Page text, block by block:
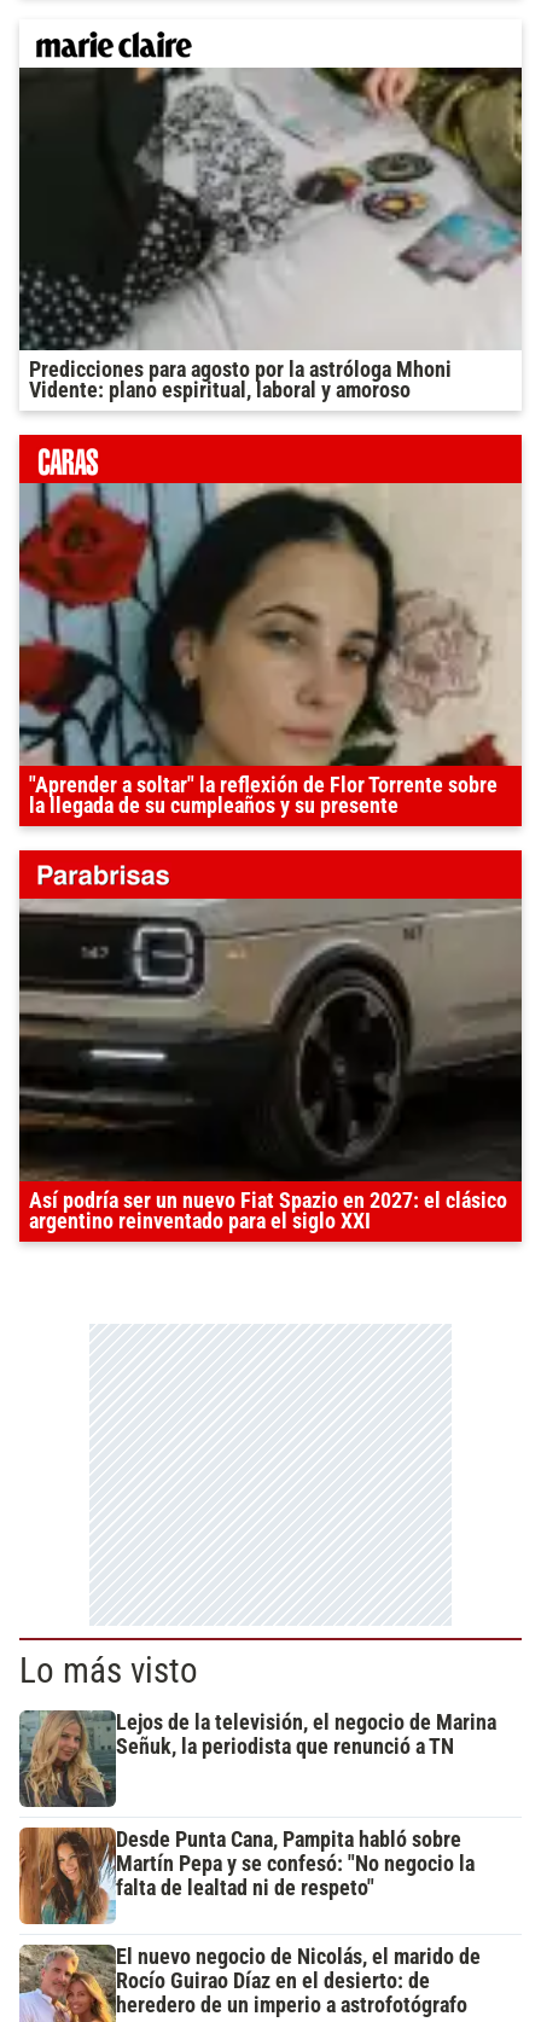
Predicciones para agosto por la astróloga Mhoni
Vidente: plano espiritual, laboral y amoroso
"Aprender a soltar" la reflexión de Flor Torrente sobre
la llegada de su cumpleaños y su presente
Así podría ser un nuevo Fiat Spazio en 2027: el clásico
argentino reinventado para el siglo XXI
Lo más visto
Lejos de la televisión, el negocio de Marina
Señuk, la periodista que renunció a TN
Desde Punta Cana, Pampita habló sobre
Martín Pepa y se confesó: "No negocio la
falta de lealtad ni de respeto"
El nuevo negocio de Nicolás, el marido de
Rocío Guirao Díaz en el desierto: de
heredero de un imperio a astrofotógrafo